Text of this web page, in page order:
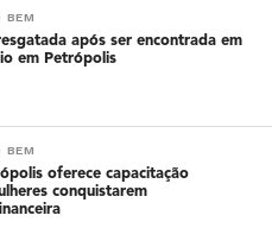
BEM
após ser encontrada em
em Petrópolis
BEM
oferece capacitação
conquistarem